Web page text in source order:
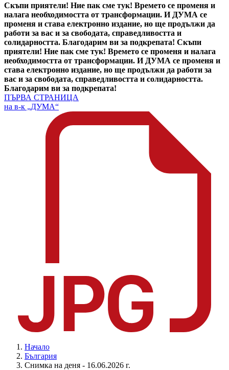
Скъпи приятели! Ние пак сме тук! Времето се променя и
налага необходимостта от трансформации. И ДУМА се
променя и става електронно издание, но ще продължи да
работи за вас и за свободата, справедливостта и
солидарността. Благодарим ви за подкрепата! Скъпи
приятели! Ние пак сме тук! Времето се променя и налага
необходимостта от трансформации. И ДУМА се променя и
става електронно издание, но ще продължи да работи за
вас и за свободата, справедливостта и солидарността.
Благодарим ви за подкрепата!
ПЪРВА СТРАНИЦА
на в-к „ДУМА“
Начало
България
Снимка на деня - 16.06.2026 г.